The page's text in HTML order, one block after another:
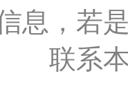
息，若
联系